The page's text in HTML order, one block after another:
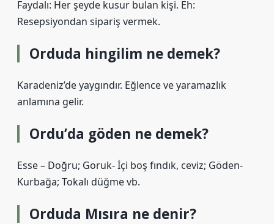
Faydalı: Her şeyde kusur bulan kişi. Eh:
Resepsiyondan sipariş vermek.
Orduda hingilim ne demek?
Karadeniz’de yaygındır. Eğlence ve yaramazlık
anlamına gelir.
Ordu’da göden ne demek?
Esse – Doğru; Goruk- İçi boş fındık, ceviz; Göden-
Kurbağa; Tokalı düğme vb.
Orduda Mısıra ne denir?